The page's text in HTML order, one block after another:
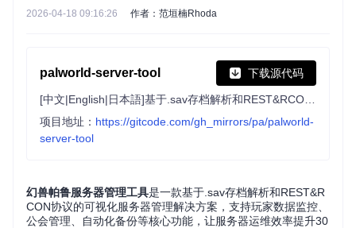
2026-04-18 09:16:26 作者：范垣楠Rhoda
palworld-server-tool 下载源代码
项目地址： https://gitcode.com/gh_mirrors/pa/palworld-
server-tool
幻兽帕鲁服务器管理工具是一款基于.sav存档解析和REST&R
CON协议的可视化服务器管理解决方案，支持玩家数据监控、
公会管理、自动化备份等核心功能，让服务器运维效率提升30